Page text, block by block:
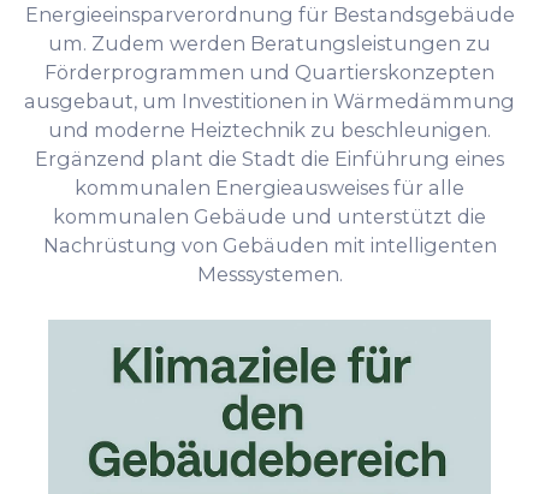
Energieeinsparverordnung für Bestandsgebäude
um. Zudem werden Beratungsleistungen zu
Förderprogrammen und Quartierskonzepten
ausgebaut, um Investitionen in Wärmedämmung
und moderne Heiztechnik zu beschleunigen.
Ergänzend plant die Stadt die Einführung eines
kommunalen Energieausweises für alle
kommunalen Gebäude und unterstützt die
Nachrüstung von Gebäuden mit intelligenten
Messsystemen.